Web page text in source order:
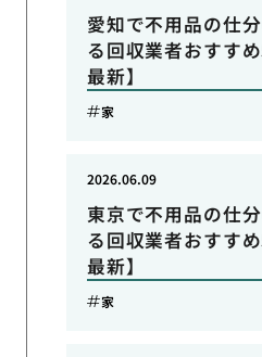
愛知で不用品の仕
る回収業者おすす
最新】
家
東京で不用品の仕
る回収業者おすす
最新】
2026.06.09
家